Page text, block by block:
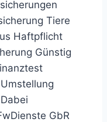
Tiere
Haftpflicht
Günstig
GbR